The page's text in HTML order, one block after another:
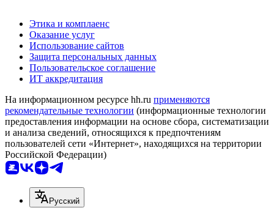
Этика и комплаенс
Оказание услуг
Использование сайтов
Защита персональных данных
Пользовательское соглашение
ИТ аккредитация
На информационном ресурсе hh.ru применяются
рекомендательные технологии (информационные технологии
предоставления информации на основе сбора, систематизации
и анализа сведений, относящихся к предпочтениям
пользователей сети «Интернет», находящихся на территории
Российской Федерации)
Русский